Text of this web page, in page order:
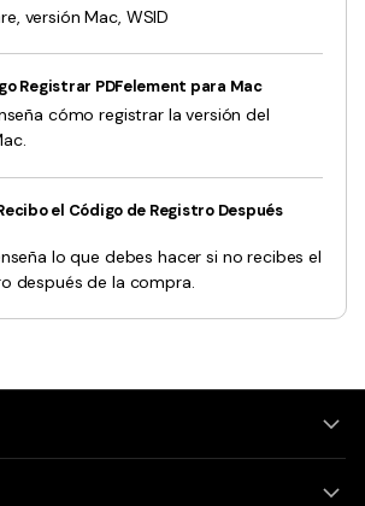
versión Mac, WSID
Registrar PDFelement para Mac
cómo registrar la versión del
el Código de Registro Después
lo que debes hacer si no recibes el
después de la compra.